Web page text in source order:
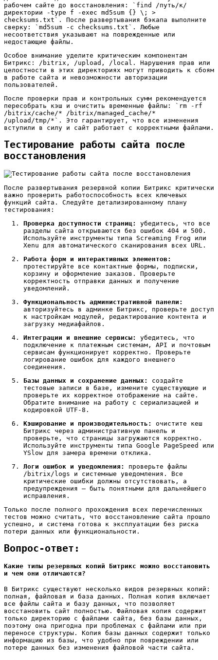
рабочем сайте до восстановления: `find /путь/к/
директории -type f -exec md5sum {} \; >
checksums.txt`. После развертывания бэкапа выполните
сверку: `md5sum -c checksums.txt`. Любые
несоответствия указывают на поврежденные или
недостающие файлы.
Особое внимание уделите критическим компонентам
Битрикс: /bitrix, /upload, /local. Нарушения прав или
целостности в этих директориях могут приводить к сбоям
в работе сайта и невозможности авторизации
пользователей.
После проверки прав и контрольных сумм рекомендуется
пересобрать кэш и очистить временные файлы: `rm -rf
/bitrix/cache/* /bitrix/managed_cache/*
/upload/tmp/*`. Это гарантирует, что все изменения
вступили в силу и сайт работает с корректными файлами.
Тестирование работы сайта после
восстановления
После развертывания резервной копии Битрикс критически
важно проверить работоспособность всех ключевых
функций сайта. Следуйте детализированному плану
тестирования:
Проверка доступности страниц:
убедитесь, что все
разделы сайта открываются без ошибок 404 и 500.
Используйте инструменты типа Screaming Frog или
Xenu для автоматического сканирования всех URL.
Работа форм и интерактивных элементов:
протестируйте все контактные формы, подписки,
корзину и оформление заказов. Проверьте
корректность отправки данных и получение
уведомлений.
Функциональность административной панели:
авторизуйтесь в админке Битрикс, проверьте доступ
к настройкам модулей, редактирование контента и
загрузку медиафайлов.
Интеграции и внешние сервисы:
убедитесь, что
подключение к платежным системам, API и почтовым
сервисам функционирует корректно. Проверьте
логирование ошибок для каждого внешнего
соединения.
Базы данных и сохранение данных:
создайте
тестовые записи в базе, измените существующие и
проверьте их корректное отображение на сайте.
Обратите внимание на работу с сериализацией и
кодировкой UTF-8.
Кэширование и производительность:
очистите кеш
Битрикс через административную панель и
проверьте, что страницы загружаются корректно.
Используйте инструменты типа Google PageSpeed или
YSlow для замера времени отклика.
Логи ошибок и уведомления:
проверьте файлы
/bitrix/logs и системные уведомления. Все
критические ошибки должны отсутствовать, а
предупреждения – быть понятными для дальнейшего
исправления.
Только после полного прохождения всех перечисленных
тестов можно считать, что восстановление сайта прошло
успешно, и система готова к эксплуатации без риска
потери данных или функциональности.
Вопрос-ответ:
Какие типы резервных копий Битрикс можно восстановить
и чем они отличаются?
В Битрикс существуют несколько видов резервных копий:
полная, файловая и база данных. Полная копия включает
все файлы сайта и базу данных, что позволяет
восстановить сайт полностью. Файловая копия содержит
только директорию с файлами сайта, без базы данных,
поэтому она пригодна при проблемах с файлами или при
переносе структуры. Копия базы данных содержит только
информацию из базы, что удобно при повреждении или
потере данных без изменения файловой части сайта.